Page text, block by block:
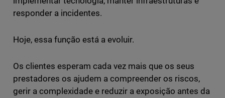
responder a incidentes.
Hoje, essa função está a evoluir.
Os clientes esperam cada vez mais que os seus
prestadores os ajudem a compreender os riscos,
gerir a complexidade e reduzir a exposição antes da